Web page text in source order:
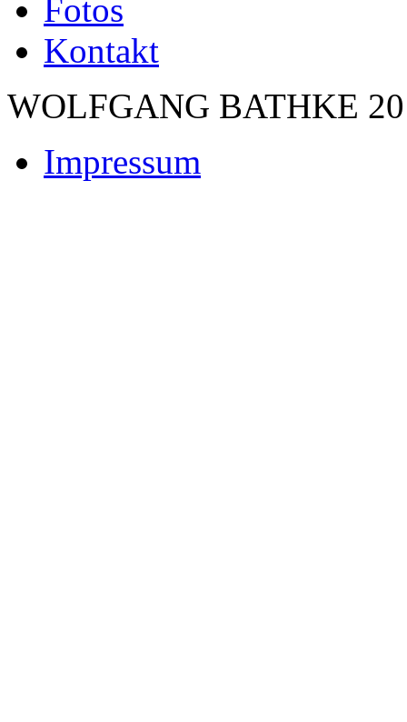
Fotos
Kontakt
WOLFGANG BATHKE
Impressum